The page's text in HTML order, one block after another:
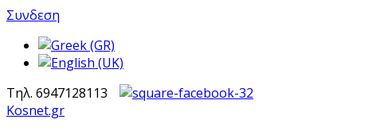
Συνδεση
Τηλ. 6947128113
Kosnet.gr